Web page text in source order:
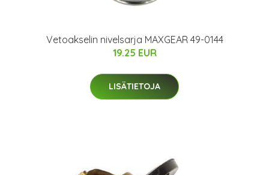
Vetoakselin nivelsarja MAXGEAR 49-0144
19.25 EUR
LISÄTIETOJA